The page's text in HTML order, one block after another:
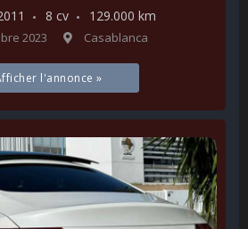
8 cv 129.000 km
2023 Casablanca
l'annonce »